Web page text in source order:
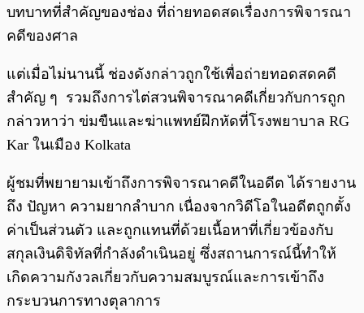
บทบาทที่สำคัญของช่อง ที่ถ่ายทอดสดเรื่องการพิจารณา
คดีของศาล
แต่เมื่อไม่นานนี้ ช่องดังกล่าวถูกใช้เพื่อถ่ายทอดสดคดี
สำคัญ ๆ รวมถึงการไต่สวนพิจารณาคดีเกี่ยวกับการถูก
กล่าวหาว่า ข่มขืนและฆ่าแพทย์ฝึกหัดที่โรงพยาบาล RG
Kar ในเมือง Kolkata
ผู้ชมที่พยายามเข้าถึงการพิจารณาคดีในอดีต ได้รายงาน
ถึง ปัญหา ความยากลำบาก เนื่องจากวิดีโอในอดีตถูกตั้ง
ค่าเป็นส่วนตัว และถูกแทนที่ด้วยเนื้อหาที่เกี่ยวข้องกับ
สกุลเงินดิจิทัลที่กำลังดำเนินอยู่ ซึ่งสถานการณ์นี้ทำให้
เกิดความกังวลเกี่ยวกับความสมบูรณ์และการเข้าถึง
กระบวนการทางตุลาการ